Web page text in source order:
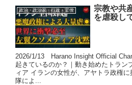
政治・政治家・行政・官僚
宗教や共
を虐殺し
2026/1/13 Harano Insight Official
起きているのか？｜動き始めたトラン
ィア イランの女性が、アヤトラ政権
隊によ...